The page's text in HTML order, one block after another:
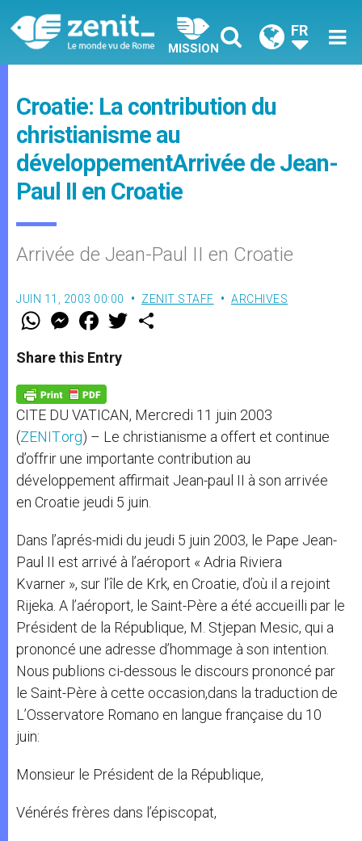
MISSION
FR
Croatie: La contribution du
christianisme au
développementArrivée de Jean-
Paul II en Croatie
Arrivée de Jean-Paul II en Croatie
JUIN 11, 2003 00:00 ZENIT STAFF ARCHIVES
W
t
s
p
p
M
e
s
e
g
e
r
F
a
e
b
o
k
w
Share this Entry
CITE DU VATICAN, Mercredi 11 juin 2003
(ZENIT.org) – Le christianisme a offert et continue
d’offrir une importante contribution au
développement affirmait Jean-paul II à son arrivée
en Croatie jeudi 5 juin.
Dans l’aprés-midi du jeudi 5 juin 2003, le Pape Jean-
Paul II est arrivé à l’aéroport « Adria Riviera
Kvarner », sur l’île de Krk, en Croatie, d’où il a rejoint
Rijeka. A l’aéroport, le Saint-Père a été accueilli par le
Président de la République, M. Stjepan Mesic, qui a
prononcé une adresse d’hommage à son intention.
Nous publions ci-dessous le discours prononcé par
le Saint-Père à cette occasion,dans la traduction de
L’Osservatore Romano en langue française du 10
juin:
Monsieur le Président de la République,
Vénérés frères dans l’épiscopat,